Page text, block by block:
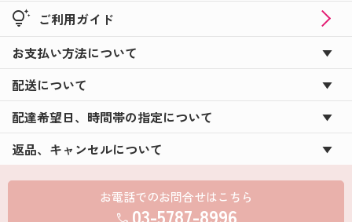
tips_and_updates ご利用ガイド
お支払い方法について
配送について
配達希望日、時間帯の指定について
返品、キャンセルについて
お電話でのお問合せはこちら
call 03-5787-8996